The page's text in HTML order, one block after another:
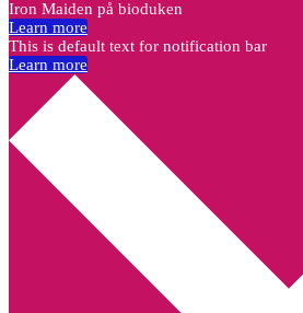
Iron Maiden på bioduken
Learn more
This is default text for notification bar
Learn more